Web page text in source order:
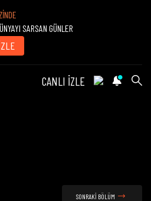
SARSAN GÜNLER
CANLI İZLE
SONRAKİ BÖLÜM